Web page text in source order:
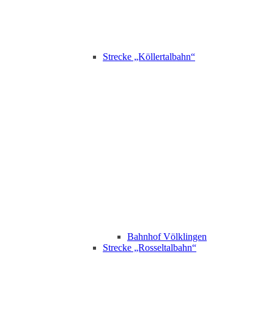
Strecke „Köllertalbahn“
Bahnhof Völklingen
Strecke „Rosseltalbahn“